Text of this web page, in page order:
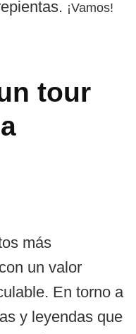
¡Vamos!
tour
más
un valor
En torno a
y leyendas que